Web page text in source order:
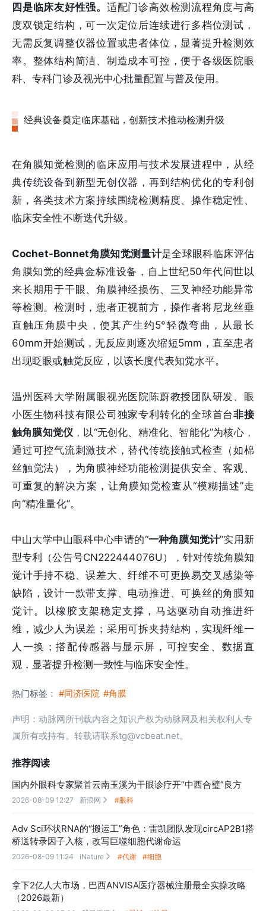
四是临床友好性强。 适配门诊高效检测流程角度与高
度双锁定结构，可一次定位后连续进行多档位测试，
无需反复调整仪器位置或患者体位，显著提升检测效
率。整体结构简洁、制造成本可控，便于各级医院眼
科、专科门诊及视光中心批量配置与普及使用。
经典设备奠定临床基础，创新技术推动检测升级
在角膜知觉检测的临床应用与技术发展进程中，从经
典传统设备到新型无创仪器，再到结构优化的专利创
新，各类技术方案持续围绕检测精度、操作稳定性、
临床安全性不断迭代升级。
Cochet‑Bonnet角膜知觉测量计是全球眼科临床评估
角膜知觉的经典金标准设备，自上世纪50年代问世以
来长期用于干眼、角膜神经损伤、三叉神经功能异常
等检测。检测时，患者正视前方，操作者将尼龙丝垂
直触压角膜中央，使其产生约5°轻微弯曲，从最长
60mm开始测试，无反应则逐次缩短5mm，直至患者
出现眨眼或触觉反应，以该长度代表知觉水平。
温州医科大学附属眼视光医院陈蔚教授团队研发、眼
小医生物科技有限公司独家专利转化的全球首台非接
触角膜知觉仪 ，以“无创化、精准化、智能化”为核心，
通过可控气流刺激技术，替代传统接触式检查（如棉
丝触觉法），为角膜神经功能检测提供安全、客观、
可重复的解决方案，让角膜知觉检查从“模糊描述”走
向“精准量化”。
中山大学中山眼科中心申请的“一种角膜知觉计”实用新
型专利（公告号CN222444076U），针对传统角膜知
觉计手持不稳、误差大、纤维不可更换易交叉感染等
缺陷，设计一款带支撑、电动推进、可换丝的角膜知
觉计。以橡胶支架稳定支撑，马达驱动自动推进纤
维，减少人为误差；采用可拆夹持结构，实现纤维一
人一换；搭配传感器与显示屏，可控安全、数据直
观，显著提升检测一致性与临床安全性。
热门标签： #同济医院 #角膜
声明：动脉网所刊载内容之知识产权为动脉网及相关权利人专
属所有或持有。转载请联系tg@vcbeat.net。
推荐阅读
国内外眼科专家聚首云南玉溪为干眼诊疗开“中西合璧”良方
2026-08-09 12:27 新浪网  #眼科
Adv Sci环状RNA的“搬运工”角色：雷凯团队发现circAP2B1搭
桥送转录因子入核，改写巨噬细胞代谢命运
2026-08-09 11:24 iNature  #代谢 #细胞
拿下2亿人大市场，巴西ANVISA医疗器械注册最全实操攻略
（2026最新）